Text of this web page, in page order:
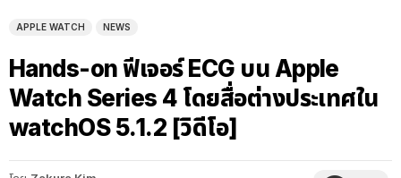
APPLE WATCH NEWS
Hands-on ฟีเจอร์ ECG บน Apple
Watch Series 4 โดยสื่อต่างประเทศใน
watchOS 5.1.2 [วิดีโอ]